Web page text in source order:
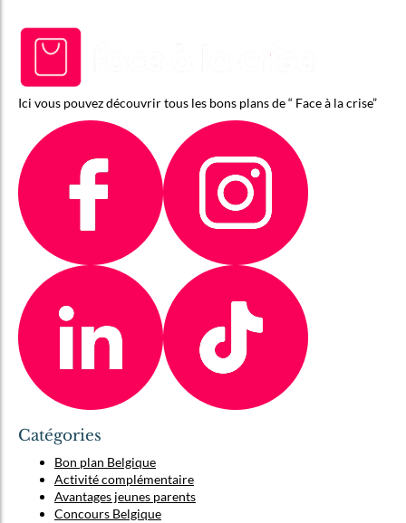
Ici vous pouvez découvrir tous les bons plans de “ Face à la crise”
Catégories
Bon plan Belgique
Activité complémentaire
Avantages jeunes parents
Concours Belgique